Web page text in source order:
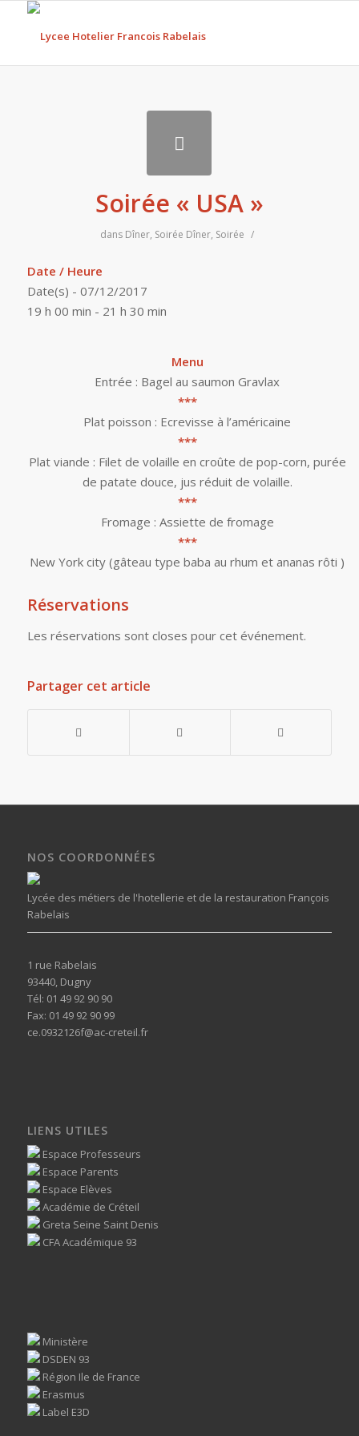
Soirée « USA »
dans Dîner, Soirée Dîner, Soirée /
Date / Heure
Date(s) - 07/12/2017
19 h 00 min - 21 h 30 min
Menu
Entrée : Bagel au saumon Gravlax
***
Plat poisson : Ecrevisse à l’américaine
***
Plat viande : Filet de volaille en croûte de pop-corn, purée
de patate douce, jus réduit de volaille.
***
Fromage : Assiette de fromage
***
New York city (gâteau type baba au rhum et ananas rôti )
Réservations
Les réservations sont closes pour cet événement.
Partager cet article
NOS COORDONNÉES
Lycée des métiers de l'hotellerie et de la restauration François
Rabelais
1 rue Rabelais
93440, Dugny
Tél: 01 49 92 90 90
Fax: 01 49 92 90 99
ce.0932126f@ac-creteil.fr
LIENS UTILES
Espace Professeurs
Espace Parents
Espace Elèves
Académie de Créteil
Greta Seine Saint Denis
CFA Académique 93
Ministère
DSDEN 93
Région Ile de France
Erasmus
Label E3D